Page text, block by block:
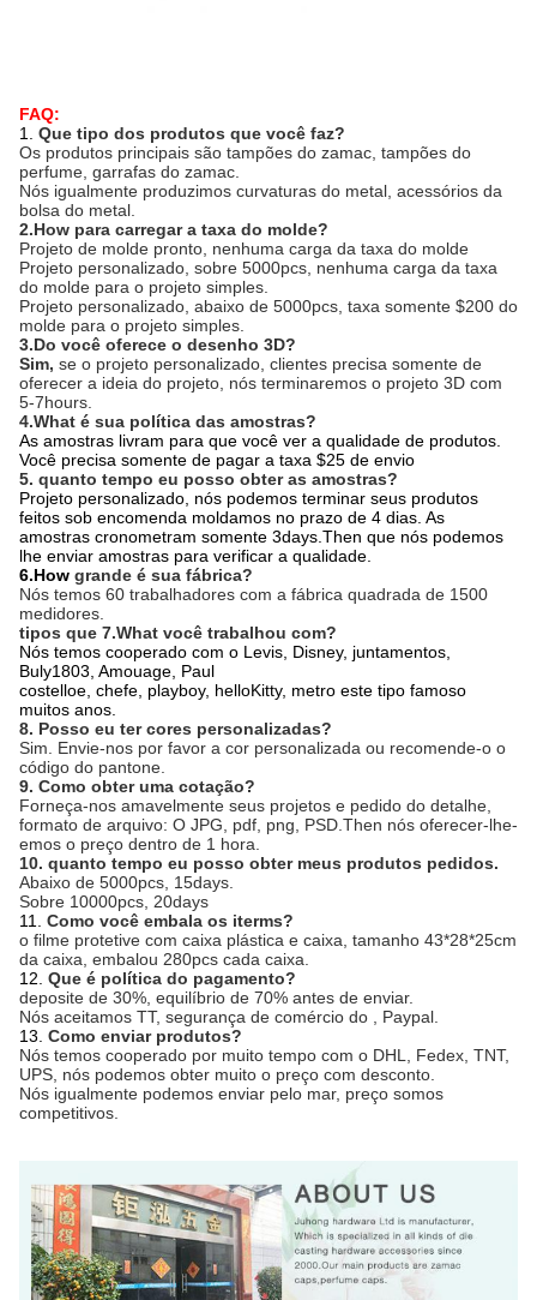
FAQ:
1. Que tipo dos produtos que você faz?
Os produtos principais são tampões do zamac, tampões do
perfume, garrafas do zamac.
Nós igualmente produzimos curvaturas do metal, acessórios da
bolsa do metal.
2.How para carregar a taxa do molde?
Projeto de molde pronto, nenhuma carga da taxa do molde
Projeto personalizado, sobre 5000pcs, nenhuma carga da taxa
do molde para o projeto simples.
Projeto personalizado, abaixo de 5000pcs, taxa somente $200 do
molde para o projeto simples.
3.Do você oferece o desenho 3D?
Sim, se o projeto personalizado, clientes precisa somente de
oferecer a ideia do projeto, nós terminaremos o projeto 3D com
5-7hours.
4.What é sua política das amostras?
As amostras livram para que você ver a qualidade de produtos.
Você precisa somente de pagar a taxa $25 de envio
5. quanto tempo eu posso obter as amostras?
Projeto personalizado, nós podemos terminar seus produtos
feitos sob encomenda moldamos no prazo de 4 dias. As
amostras cronometram somente 3days.Then que nós podemos
lhe enviar amostras para verificar a qualidade.
6.How grande é sua fábrica?
Nós temos 60 trabalhadores com a fábrica quadrada de 1500
medidores.
tipos que 7.What você trabalhou com?
Nós temos cooperado com o Levis, Disney, juntamentos,
Buly1803, Amouage, Paul
costelloe, chefe, playboy, helloKitty, metro este tipo famoso
muitos anos.
8. Posso eu ter cores personalizadas?
Sim. Envie-nos por favor a cor personalizada ou recomende-o o
código do pantone.
9. Como obter uma cotação?
Forneça-nos amavelmente seus projetos e pedido do detalhe,
formato de arquivo: O JPG, pdf, png, PSD.Then nós oferecer-lhe-
emos o preço dentro de 1 hora.
10. quanto tempo eu posso obter meus produtos pedidos.
Abaixo de 5000pcs, 15days.
Sobre 10000pcs, 20days
11. Como você embala os iterms?
o filme protetive com caixa plástica e caixa, tamanho 43*28*25cm
da caixa, embalou 280pcs cada caixa.
12. Que é política do pagamento?
deposite de 30%, equilíbrio de 70% antes de enviar.
Nós aceitamos TT, segurança de comércio do , Paypal.
13. Como enviar produtos?
Nós temos cooperado por muito tempo com o DHL, Fedex, TNT,
UPS, nós podemos obter muito o preço com desconto.
Nós igualmente podemos enviar pelo mar, preço somos
competitivos.